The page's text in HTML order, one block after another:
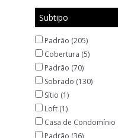
Subtipo
Padrão (205)
Cobertura (5)
Padrão (70)
Sobrado (130)
Sítio (1)
Loft (1)
Casa de Condomínio